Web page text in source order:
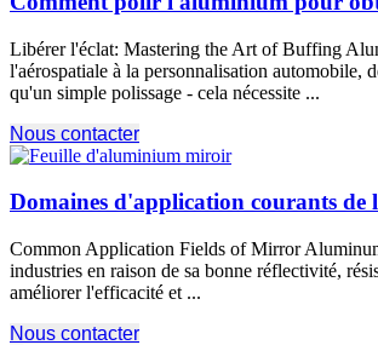
Libérer l'éclat: Mastering the Art of Buffing
l'aérospatiale à la personnalisation automobile,
qu'un simple polissage - cela nécessite ...
Nous contacter
Domaines d'application courants
Common Application Fields of Mirror
industries en raison de sa bonne réflectivité,
améliorer l'efficacité et ...
Nous contacter